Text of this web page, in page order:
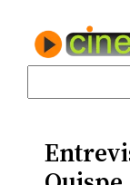
contenido